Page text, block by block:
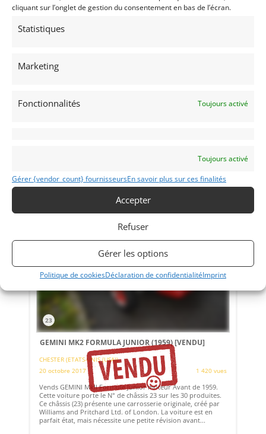
cliquant sur l’onglet de gestion du consentement en bas de l’écran.
Statistiques
Marketing
Fonctionnalités Toujours activé
Toujours activé
Gérer {vendor_count} fournisseursEn savoir plus sur ces finalités
Accepter
Refuser
Gérer les options
Politique de cookiesDéclaration de confidentialitéImprint
LOTUS 18 FORMULA JUNIOR (1959)
15 novembre 2019
3 493 vues
23
GEMINI MK2 FORMULA JUNIOR (1959)[VENDU]
CHESTER (ETATS-UNIS (USA))
20 octobre 2017
1 420 vues
Vends GEMINI MkII Formule Junior moteur Avant de 1959.
Cette voiture porte le N° de châssis 23 sur les 30 produites.
Ce châssis (23) présente une carrosserie originale, créé par
Williams and Pritchard Ltd. of London. La voiture est en
parfait état, mais nécessite une petite révision avant...